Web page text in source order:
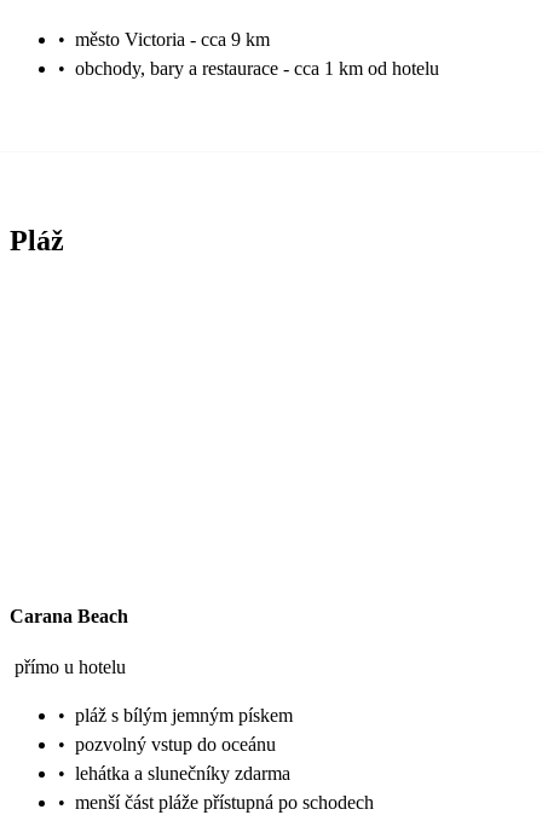
• město Victoria - cca 9 km
• obchody, bary a restaurace - cca 1 km od hotelu
Pláž
Carana Beach
přímo u hotelu
• pláž s bílým jemným pískem
• pozvolný vstup do oceánu
• lehátka a slunečníky zdarma
• menší část pláže přístupná po schodech